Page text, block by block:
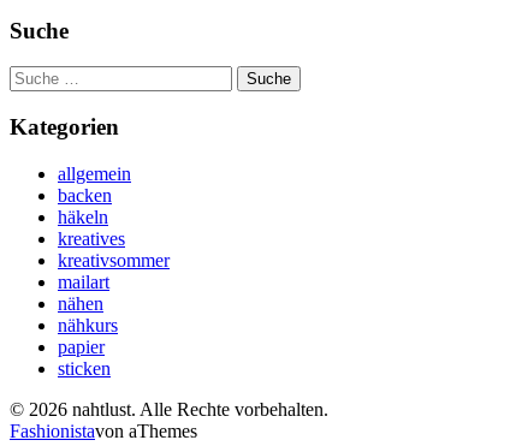
Suche
Suche
nach:
Kategorien
allgemein
backen
häkeln
kreatives
kreativsommer
mailart
nähen
nähkurs
papier
sticken
© 2026 nahtlust. Alle Rechte vorbehalten.
Fashionistavon aThemes